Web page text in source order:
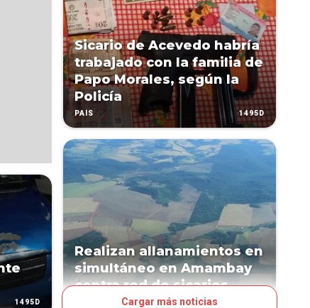
1495D
Sicario de Acevedo habría
trabajado con la familia de
Papo Morales, según la
Policía
PAÍS 1495D
Realizan allanamientos en
simultáneo en Amambay
contra red de sicarios
Cargar más noticias